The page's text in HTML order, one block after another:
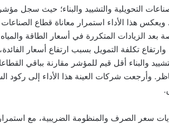
التحويلية والتشييد والبناء؛ حيث سجل
هذا الأداء استمرار معاناة قطاع
بعد الزيادات المتكررة في أسعار الطاقة
وارتفاع تكلفة التمويل بسبب ارتفاع أسعار
وأرجعت شركات العينة هذا الأداء إلى ركود
سعر الصرف والمنظومة الضريبية، مع